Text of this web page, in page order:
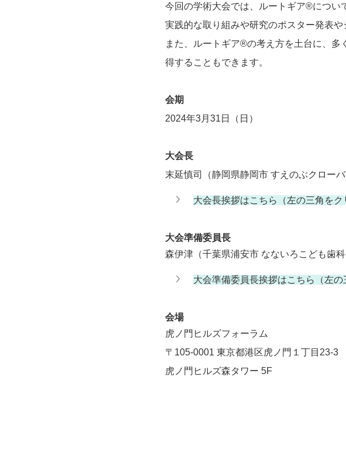
今回の学術大会では、ルートギア®につい
実践的な取り組みや研究のポスター発表や
また、ルートギア®の考え方を土台に、多
得することもできます。
会期
2024年3月31日（日）
大会長
末延慎司（静岡県静岡市 すえのぶクロー
大会長挨拶はこちら（左の三角をク
大会準備委員長
森伊津（千葉県浦安市 なないろこども歯科
大会準備委員長挨拶はこちら （左
会場
虎ノ門ヒルズフォーラム
〒105-0001 東京都港区虎ノ門１丁目23-3
虎ノ門ヒルズ森タワー 5F